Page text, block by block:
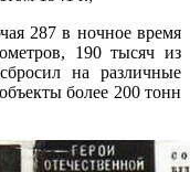
287 в ночное время
190 тысяч из
на различные
более 200 тонн